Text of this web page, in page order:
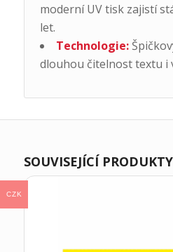
moderní UV tisk zajistí
let.
Technologie:
dlouhou čitelnost textu i
SOUVISEJÍCÍ PRODUKTY
CZK